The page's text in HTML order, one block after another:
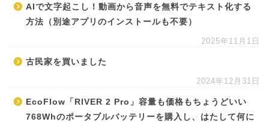
AIで文字起こし！動画から音声を無料でテキスト化する
方法（別途アプリのインストールも不要）
2025年11月1日
古民家を買いました
2024年12月31日
EcoFlow「RIVER 2 Pro」容量も価格もちょうどいい
768Whのポータブルバッテリーを購入し、はたして何に